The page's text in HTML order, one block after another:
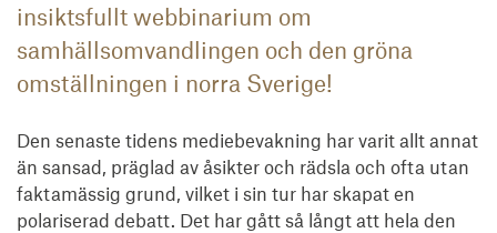
insiktsfullt webbinarium om
samhällsomvandlingen och den gröna
omställningen i norra Sverige!
Den senaste tidens mediebevakning har varit allt annat
än sansad, präglad av åsikter och rädsla och ofta utan
faktamässig grund, vilket i sin tur har skapat en
polariserad debatt. Det har gått så långt att hela den